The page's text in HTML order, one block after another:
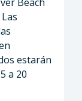
estarán
a 20